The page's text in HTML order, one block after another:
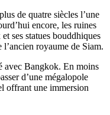
de quatre siècles l’une
encore, les ruines
ses statues bouddhiques
royaume de Siam.
avec Bangkok. En moins
d’une mégalopole
offrant une immersion